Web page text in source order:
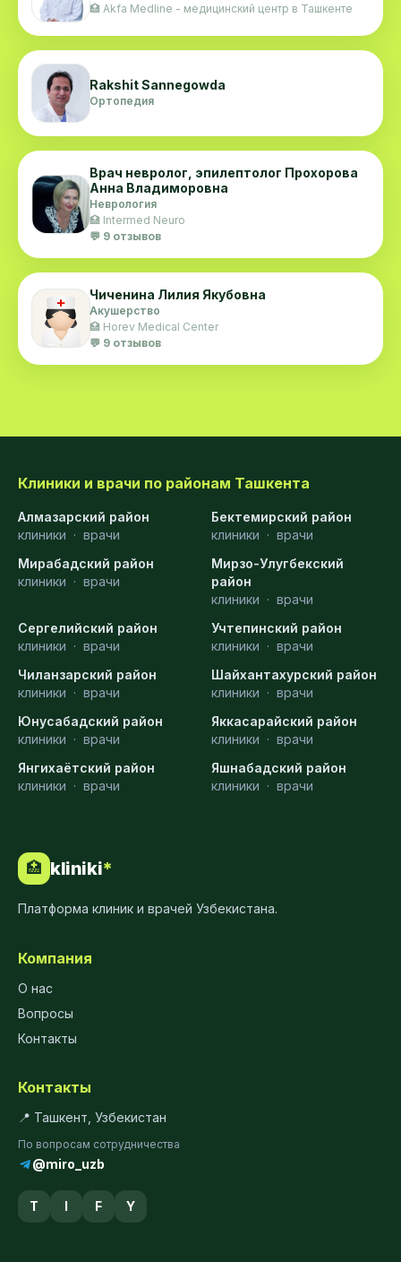
🏥 Akfa Medline - медицинский центр в Ташкенте
Rakshit Sannegowda
Ортопедия
Врач невролог, эпилептолог Прохорова
Анна Владиморовна
Неврология
🏥 Intermed Neuro
💬 9 отзывов
Чиченина Лилия Якубовна
Акушерство
🏥 Horev Medical Center
💬 9 отзывов
Клиники и врачи по районам Ташкента
Алмазарский район
клиники · врачи
Бектемирский район
клиники · врачи
Мирабадский район
клиники · врачи
Мирзо-Улугбекский
район
клиники · врачи
Сергелийский район
клиники · врачи
Учтепинский район
клиники · врачи
Чиланзарский район
клиники · врачи
Шайхантахурский район
клиники · врачи
Юнусабадский район
клиники · врачи
Яккасарайский район
клиники · врачи
Янгихаётский район
клиники · врачи
Яшнабадский район
клиники · врачи
🏥 kliniki*
Платформа клиник и врачей Узбекистана.
Компания
О нас
Вопросы
Контакты
Контакты
📍 Ташкент, Узбекистан
По вопросам сотрудничества
@miro_uzb
T I F Y